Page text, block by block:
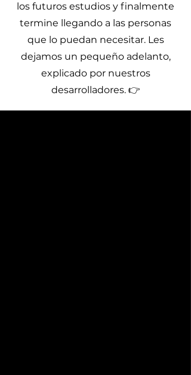
los futuros estudios y finalmente
termine llegando a las personas
que lo puedan necesitar. Les
dejamos un pequeño adelanto,
explicado por nuestros
desarrolladores. 👉